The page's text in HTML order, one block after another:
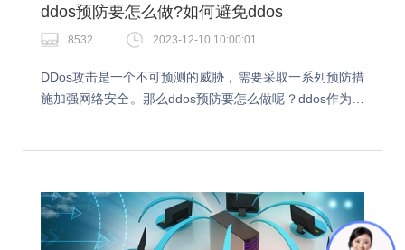
ddos预防要怎么做?如何避免ddos
8532 2023-12-10 10:00:01
DDos攻击是一个不可预测的威胁，需要采取一系列预防措
施加强网络安全。那么ddos预防要怎么做呢？ddos作为当